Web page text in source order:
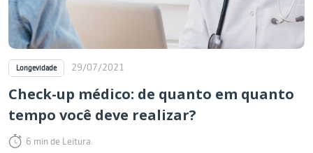
Longevidade 29/07/2021
Check-up médico: de quanto em quanto
tempo você deve realizar?
6 min de Leitura.